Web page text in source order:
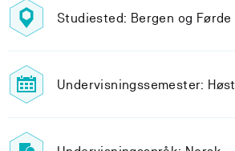
Studiested: Bergen og Førde
Undervisningssemester: Høst